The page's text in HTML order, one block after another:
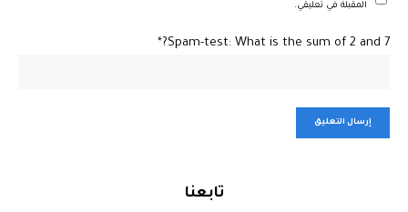
المقبلة في تعليقي.
Spam-test: What is the sum of 2 and 7?*
تابعنا